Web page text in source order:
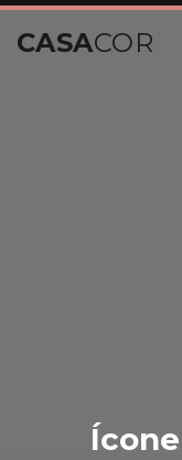
CASACOR